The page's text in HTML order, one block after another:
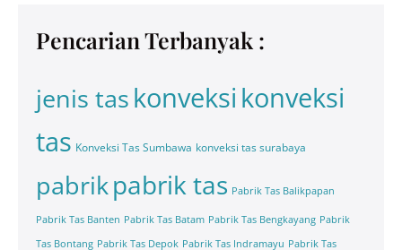
Pencarian Terbanyak :
jenis taskonveksi konveksi
tas Konveksi Tas Sumbawa konveksi tas surabaya
pabrikpabrik tas Pabrik Tas Balikpapan
Pabrik Tas Banten Pabrik Tas Batam Pabrik Tas Bengkayang Pabrik
Tas Bontang Pabrik Tas Depok Pabrik Tas Indramayu Pabrik Tas